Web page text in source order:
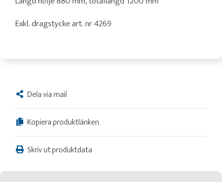
Exkl. dragstycke art. nr 4269
Dela via mail
Kopiera produktlänken
Skriv ut produktdata